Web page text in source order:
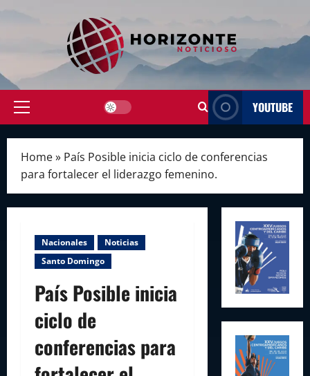
Primary
YOUTUBE
Home» País Posible inicia ciclo de conferencias
para fortalecer el liderazgo femenino.
Nacionales
Noticias
Santo Domingo
País Posible inicia
ciclo de
conferencias para